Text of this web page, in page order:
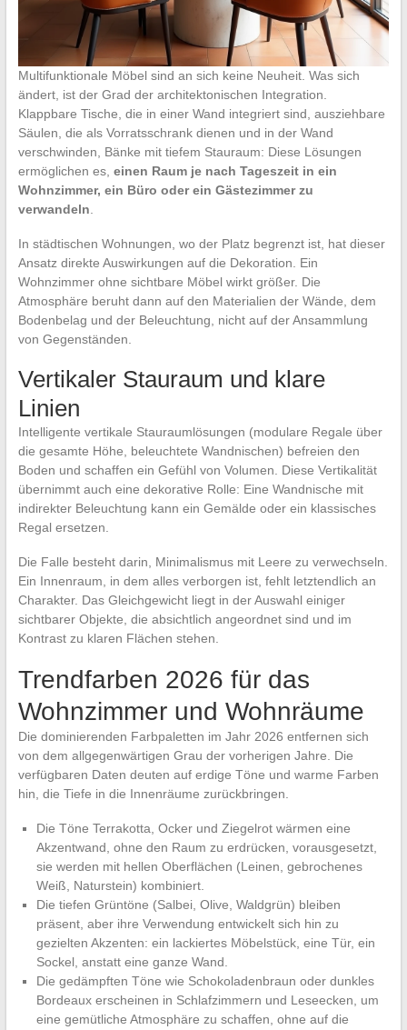
Multifunktionale Möbel sind an sich keine Neuheit. Was sich
ändert, ist der Grad der architektonischen Integration.
Klappbare Tische, die in einer Wand integriert sind, ausziehbare
Säulen, die als Vorratsschrank dienen und in der Wand
verschwinden, Bänke mit tiefem Stauraum: Diese Lösungen
ermöglichen es, einen Raum je nach Tageszeit in ein
Wohnzimmer, ein Büro oder ein Gästezimmer zu
verwandeln.
In städtischen Wohnungen, wo der Platz begrenzt ist, hat dieser
Ansatz direkte Auswirkungen auf die Dekoration. Ein
Wohnzimmer ohne sichtbare Möbel wirkt größer. Die
Atmosphäre beruht dann auf den Materialien der Wände, dem
Bodenbelag und der Beleuchtung, nicht auf der Ansammlung
von Gegenständen.
Vertikaler Stauraum und klare
Linien
Intelligente vertikale Stauraumlösungen (modulare Regale über
die gesamte Höhe, beleuchtete Wandnischen) befreien den
Boden und schaffen ein Gefühl von Volumen. Diese Vertikalität
übernimmt auch eine dekorative Rolle: Eine Wandnische mit
indirekter Beleuchtung kann ein Gemälde oder ein klassisches
Regal ersetzen.
Die Falle besteht darin, Minimalismus mit Leere zu verwechseln.
Ein Innenraum, in dem alles verborgen ist, fehlt letztendlich an
Charakter. Das Gleichgewicht liegt in der Auswahl einiger
sichtbarer Objekte, die absichtlich angeordnet sind und im
Kontrast zu klaren Flächen stehen.
Trendfarben 2026 für das
Wohnzimmer und Wohnräume
Die dominierenden Farbpaletten im Jahr 2026 entfernen sich
von dem allgegenwärtigen Grau der vorherigen Jahre. Die
verfügbaren Daten deuten auf erdige Töne und warme Farben
hin, die Tiefe in die Innenräume zurückbringen.
Die Töne Terrakotta, Ocker und Ziegelrot wärmen eine
Akzentwand, ohne den Raum zu erdrücken, vorausgesetzt,
sie werden mit hellen Oberflächen (Leinen, gebrochenes
Weiß, Naturstein) kombiniert.
Die tiefen Grüntöne (Salbei, Olive, Waldgrün) bleiben
präsent, aber ihre Verwendung entwickelt sich hin zu
gezielten Akzenten: ein lackiertes Möbelstück, eine Tür, ein
Sockel, anstatt eine ganze Wand.
Die gedämpften Töne wie Schokoladenbraun oder dunkles
Bordeaux erscheinen in Schlafzimmern und Leseecken, um
eine gemütliche Atmosphäre zu schaffen, ohne auf die